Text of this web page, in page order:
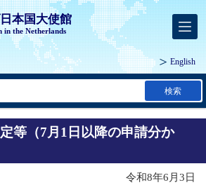
本国大使館
in the Netherlands
English
検索
等（7月1日以降の申請分か
令和8年6月3日